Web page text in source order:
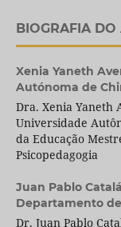
BIOGRAFIA DO
Xenia Yaneth
Autónoma de
Dra. Xenia Yaneth
Universidade
da Educação
Psicopedagogia
Juan Pablo
Departamento
Dr. Juan Pablo